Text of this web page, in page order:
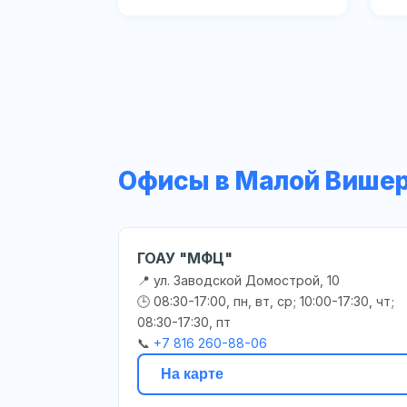
Офисы в Малой
ГОАУ "МФЦ"
📍 ул. Заводской Домострой, 10
🕒 08:30-17:00, пн, вт, ср; 10:00-17:30, чт;
08:30-17:30, пт
📞 +7 816 260-88-06
На карте